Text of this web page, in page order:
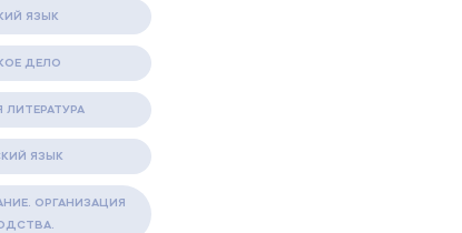
ЯЗЫК
ДЕЛО
ЛИТЕРАТУРА
ЯЗЫК
ОРГАНИЗАЦИЯ